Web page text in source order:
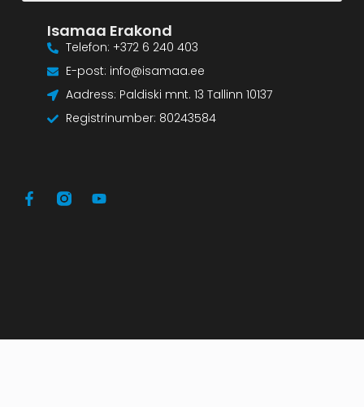
Isamaa Erakond
Telefon: +372 6 240 403
E-post: info@isamaa.ee
Aadress: Paldiski mnt. 13 Tallinn 10137
Registrinumber: 80243584